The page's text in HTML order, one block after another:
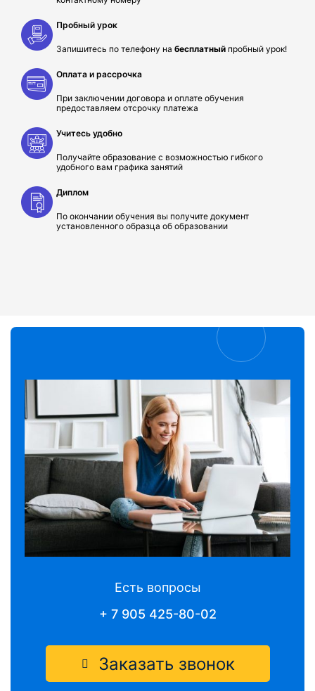
Пробный урок
Запишитесь по телефону на бесплатный пробный урок!
Оплата и рассрочка
При заключении договора и оплате обучения
предоставляем отсрочку платежа
Учитесь удобно
Получайте образование с возможностью гибкого
удобного вам графика занятий
Диплом
По окончании обучения вы получите документ
установленного образца об образовании
Есть вопросы
+ 7 905 425-80-02
Заказать звонок